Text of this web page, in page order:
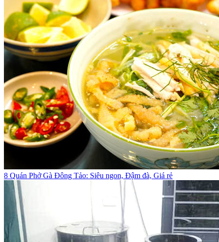
8 Quán Phở Gà Đông Tảo: Siêu ngon, Đậm đà, Giá rẻ